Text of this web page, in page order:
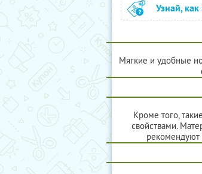
Узнай,
Мягкие и удобные
Кроме того,
свойствами.
рекомендуют